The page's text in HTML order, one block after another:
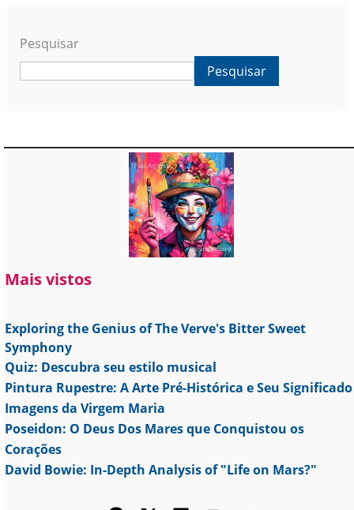
Pesquisar
Pesquisar
Mais vistos
Exploring the Genius of The Verve's Bitter Sweet
Symphony
Quiz: Descubra seu estilo musical
Pintura Rupestre: A Arte Pré-Histórica e Seu Significado
Imagens da Virgem Maria
Poseidon: O Deus Dos Mares que Conquistou os
Corações
David Bowie: In-Depth Analysis of "Life on Mars?"